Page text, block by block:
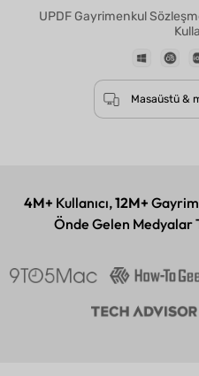
UPDF Gayrimenkul
4M+ Kullanıcı,12M+
Önde Gelen Medyalar